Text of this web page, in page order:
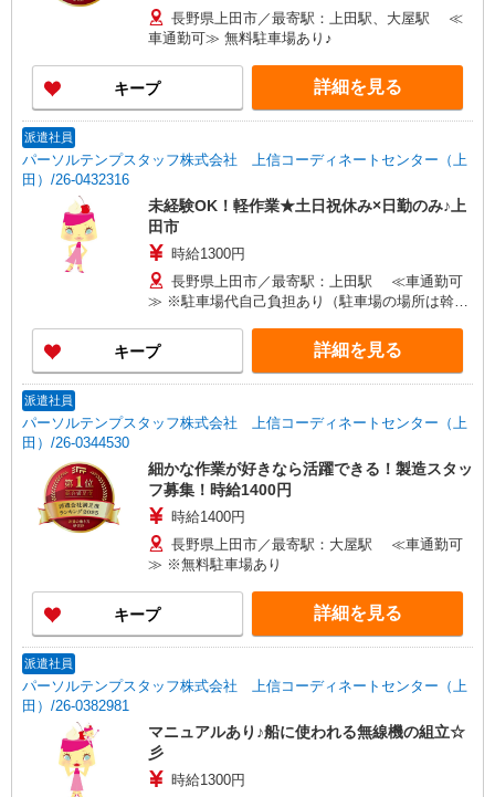
長野県上田市／最寄駅：上田駅、大屋駅 ≪
車通勤可≫ 無料駐車場あり♪
キープ 詳細を見る
派遣社員
パーソルテンプスタッフ株式会社 上信コーディネートセンター（上
田）/26-0432316
未経験OK！軽作業★土日祝休み×日勤のみ♪上
田市
時給1300円
長野県上田市／最寄駅：上田駅 ≪車通勤可
≫ ※駐車場代自己負担あり（駐車場の場所は斡旋
キープ 詳細を見る
派遣社員
パーソルテンプスタッフ株式会社 上信コーディネートセンター（上
田）/26-0344530
細かな作業が好きなら活躍できる！製造スタッ
フ募集！時給1400円
時給1400円
長野県上田市／最寄駅：大屋駅 ≪車通勤可
≫ ※無料駐車場あり
キープ 詳細を見る
派遣社員
パーソルテンプスタッフ株式会社 上信コーディネートセンター（上
田）/26-0382981
マニュアルあり♪船に使われる無線機の組立☆
彡
時給1300円